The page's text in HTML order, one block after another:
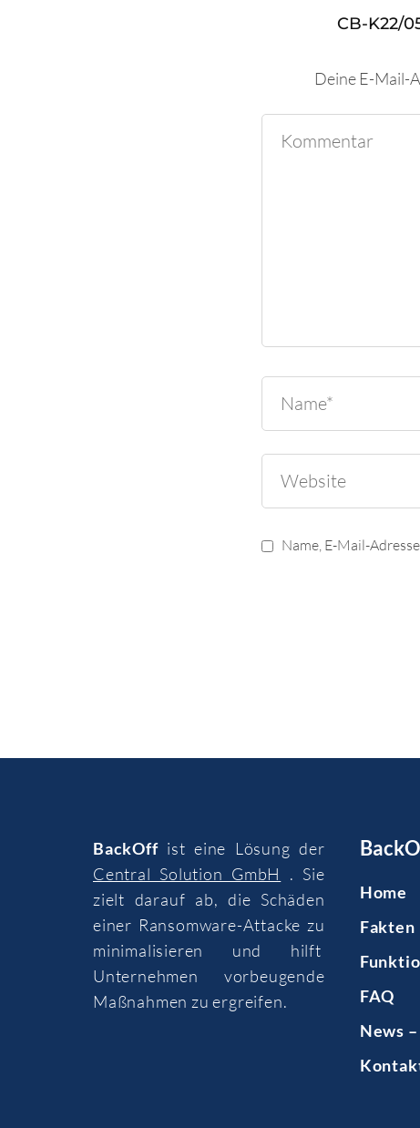
CB-K22/
Deine E-Mail-
Name, E-Mail-
BackOffist eine Lösung der
Central Solution GmbH
. Sie
zielt darauf ab, die Schäden
einer Ransomware-Attacke zu
minimalisieren und hilft
Unternehmen vorbeugende
Maßnahmen zu ergreifen.
Home
Fakten
FAQ
News –